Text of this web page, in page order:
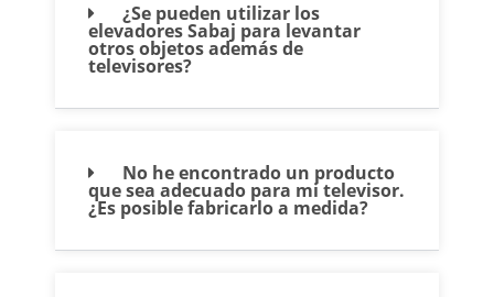
¿Se pueden utilizar los
elevadores Sabaj para levantar
otros objetos además de
televisores?
No he encontrado un producto
que sea adecuado para mi televisor.
¿Es posible fabricarlo a medida?